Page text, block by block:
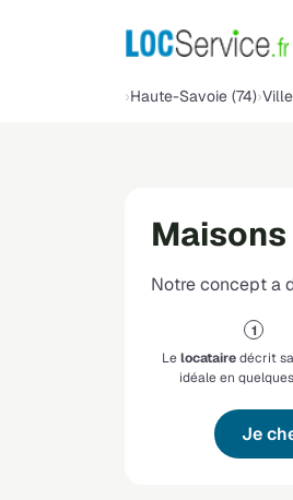
Haute-Savoie (74)
Notre concept a
Lelocatairedécrit
idéale en
Je